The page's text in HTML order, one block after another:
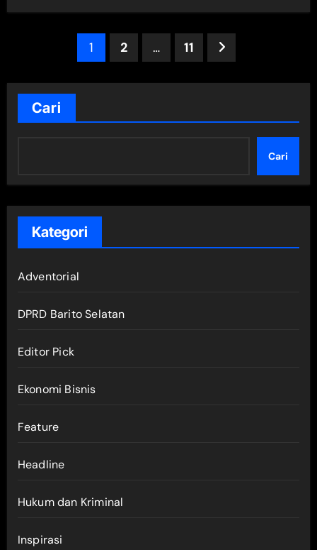
Paginasi
pos
1 2 … 11
Cari
Cari
Kategori
Adventorial
DPRD Barito Selatan
Editor Pick
Ekonomi Bisnis
Feature
Headline
Hukum dan Kriminal
Inspirasi